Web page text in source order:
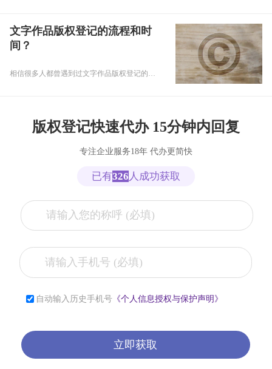
文字作品版权登记的流程和时
间？
相信很多人都曾遇到过文字作品版权登记的流程和不清楚时间的长短。北京乾通办为您说明文字作品版权登记的流程和时间的长短，希望大家好好记住。
版权登记快速代办 15分钟内回复
专注企业服务18年 代办更简快
已有326 人成功获取
自动输入历史手机号 《个人信息授权与保护声明》
立即获取
张** 153****2321 7小时前